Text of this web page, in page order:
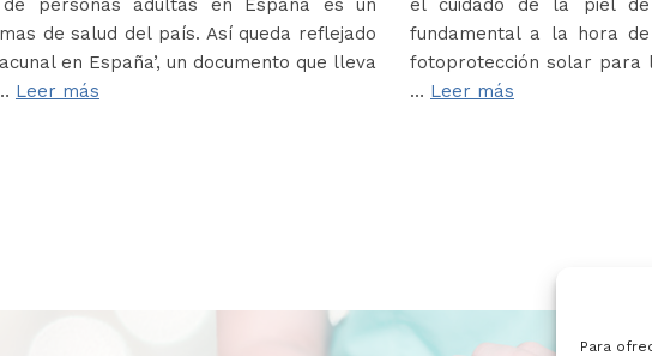
Para
de personas adultas en España es un
de salud del país. Así queda reflejado
en España’, un documento que lleva
Leer más
el cuidado de la piel
fundamental a la hora
fotoprotección solar para
… Leer más